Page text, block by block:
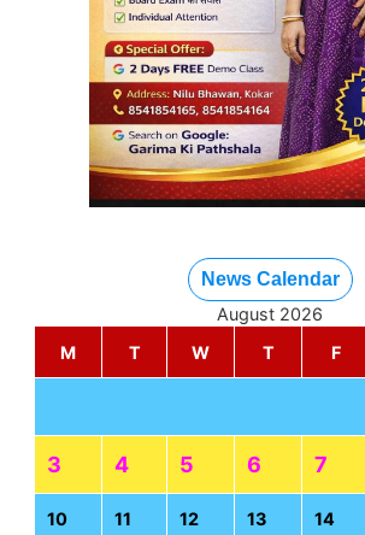
News Calendar
August 2026
M
T W T F
3 4 5 6 7
10 11 12 13 14